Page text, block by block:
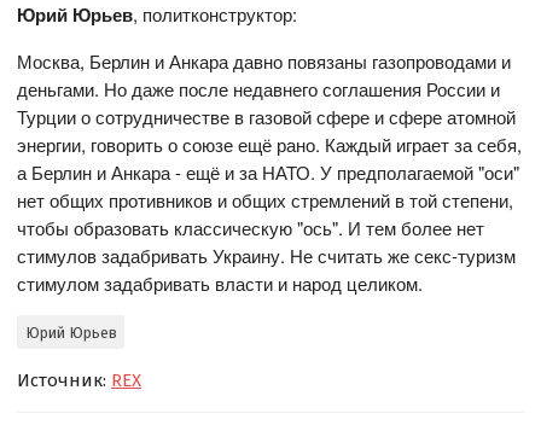
Юрий Юрьев, политконструктор:
Москва, Берлин и Анкара давно повязаны газопроводами и
деньгами. Но даже после недавнего соглашения России и
Турции о сотрудничестве в газовой сфере и сфере атомной
энергии, говорить о союзе ещё рано. Каждый играет за себя,
а Берлин и Анкара - ещё и за НАТО. У предполагаемой "оси"
нет общих противников и общих стремлений в той степени,
чтобы образовать классическую "ось". И тем более нет
стимулов задабривать Украину. Не считать же секс-туризм
стимулом задабривать власти и народ целиком.
Юрий Юрьев
Источник: REX